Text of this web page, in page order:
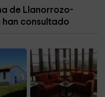
9,5 km
de Llanorrozo-
han consultado